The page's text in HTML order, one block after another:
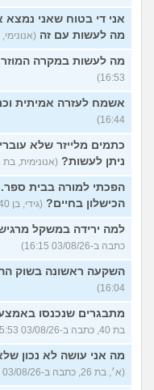
אני די בטוח שאני נמצא
מה לעשות עם זה (אנונימי, בן 18, כתב ב-03/08/
מה לעשות במקרה
16:53)
אשמח לעזרה אמיתית
16:44)
כתמים מלייזר שלא
ניתן לעשות? (אנונימית, בת 25, כתבה ב-03/08/26 16:33)
הפכתי למורה בבית
הכישלון בחיים? (גידי, בן 40, כתב ב-03/08/26 16:24)
למה ירידה במשקל
כתבה ב-03/08/26 16:15)
השקעה ראשונה בשוק
16:04)
מתבגרים שנכנסו
בת 40, כתבה ב-03/08/26 15:53)
מה אני עושה לא נכון
(א׳, בת 26, כתבה ב-03/08/26 15:44)